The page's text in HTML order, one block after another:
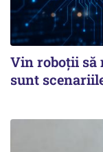
Vin roboţii să
sunt